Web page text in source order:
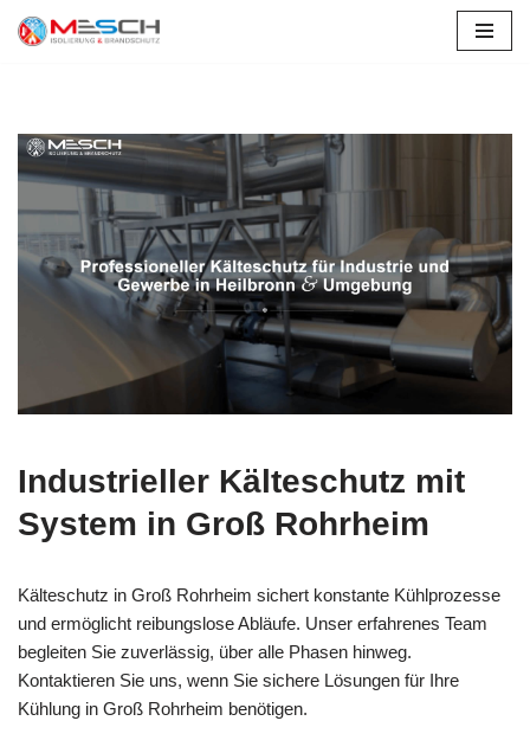
Industrieller Kälteschutz mit
System in Groß Rohrheim
Kälteschutz in Groß Rohrheim sichert konstante Kühlprozesse
und ermöglicht reibungslose Abläufe. Unser erfahrenes Team
begleiten Sie zuverlässig, über alle Phasen hinweg.
Kontaktieren Sie uns, wenn Sie sichere Lösungen für Ihre
Kühlung in Groß Rohrheim benötigen.